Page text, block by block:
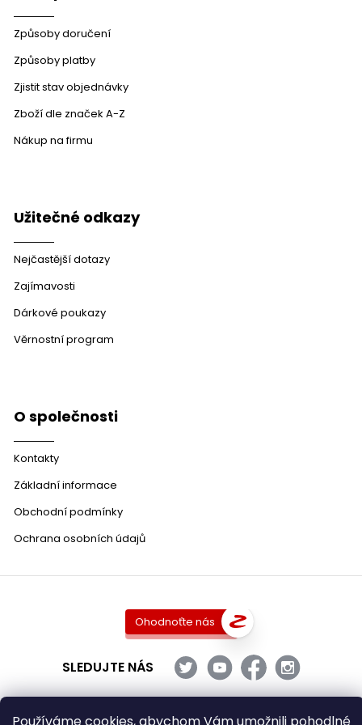
Způsoby doručení
Způsoby platby
Zjistit stav objednávky
Zboží dle značek A-Z
Nákup na firmu
Užitečné odkazy
Nejčastější dotazy
Zajímavosti
Dárkové poukazy
Věrnostní program
O společnosti
Kontakty
Základní informace
Obchodní podmínky
Ochrana osobních údajů
Ohodnoťte nás
SLEDUJTE NÁS